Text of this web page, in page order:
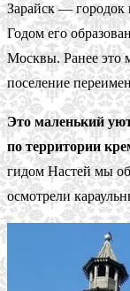
Зарайск — городок
Годом его
Москвы. Ранее это
поселение
Это маленький
по территории
гидом Настей мы
осмотрели